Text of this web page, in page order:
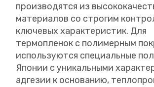
производятся из
материалов со строгим
ключевых характеристик. Для
термопленок с полимерным
используются специальные
Японии с уникальными
адгезии к основанию,